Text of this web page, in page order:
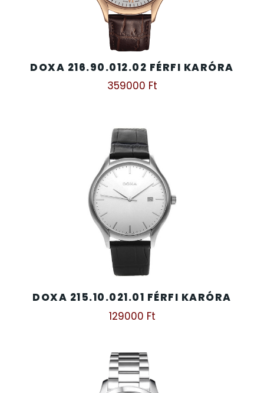
DOXA 216.90.012.02 FÉRFI KARÓRA
359000 Ft
DOXA 215.10.021.01 FÉRFI KARÓRA
129000 Ft